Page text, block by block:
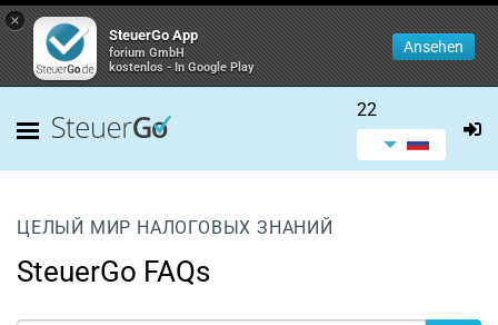
×
SteuerGo App
forium GmbH
kostenlos - In Google Play
Ansehen
22
ЦЕЛЫЙ МИР НАЛОГОВЫХ ЗНАНИЙ
SteuerGo FAQs